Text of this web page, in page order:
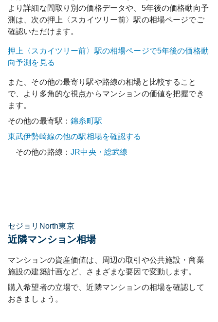
より詳細な間取り別の価格データや、5年後の価格動向予
測は、次の押上〈スカイツリー前〉駅の相場ページでご
確認いただけます。
押上〈スカイツリー前〉 駅の相場ページで5年後の価格動
向予測を見る
また、その他の最寄り駅や路線の相場と比較すること
で、より多角的な視点からマンションの価値を把握でき
ます。
その他の最寄駅：錦糸町駅
東武伊勢崎線の他の駅相場を確認する
その他の路線：JR中央・総武線
セジョリNorth東京
近隣マンション相場
マンションの資産価値は、周辺の取引や公共施設・商業
施設の建築計画など、さまざまな要因で変動します。
購入希望者の立場で、近隣マンションの相場を確認して
おきましょう。